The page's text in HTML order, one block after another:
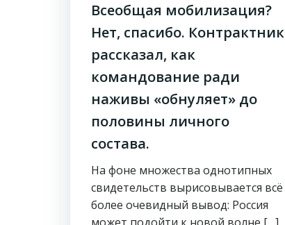
Всеобщая мобилизация?
Нет, спасибо. Контрактник
рассказал, как
командование ради
наживы «обнуляет» до
половины личного
состава.
На фоне множества однотипных
свидетельств вырисовывается всё
более очевидный вывод: Россия